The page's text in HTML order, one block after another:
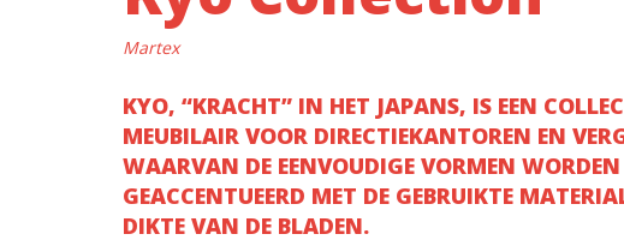
Martex
KYO, “KRACHT” IN HET JAPANS, IS EEN
MEUBILAIR VOOR DIRECTIEKANTOREN EN
WAARVAN DE EENVOUDIGE VORMEN WORDEN
GEACCENTUEERD MET DE GEBRUIKTE
DIKTE VAN DE BLADEN.